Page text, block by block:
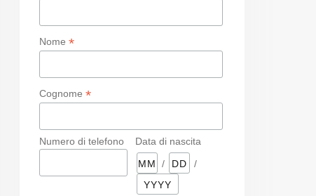
Nome*
Cognome*
Numero di telefono
Data di nascita
/
/